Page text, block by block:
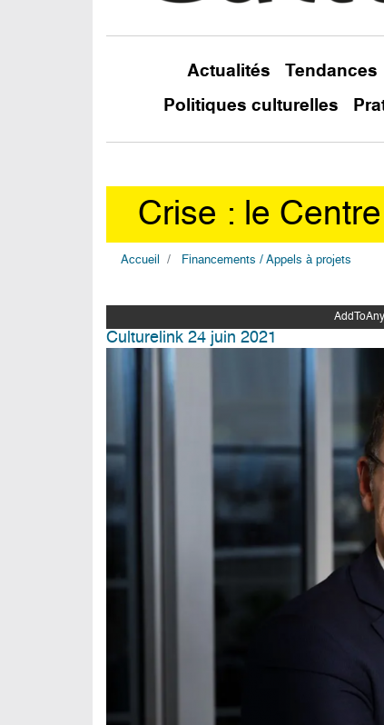
Actualités Tendances
Politiques culturelles
Crise : le
Accueil Financements / Appels à projets
Culturelink 24 juin 2021